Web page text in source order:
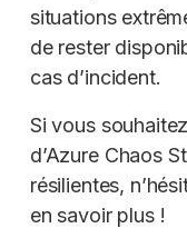
situations
de rester
cas d’incident.
Si vous
d’Azure Chaos
résilientes,
en savoir plus !